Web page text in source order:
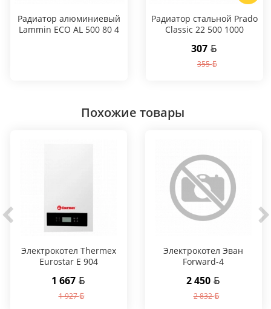
Радиатор алюминиевый
Lammin ECO AL 500 80 4
Радиатор стальной Prado
Classic 22 500 1000
307
355
Похожие товары
Электрокотел Thermex
Eurostar E 904
1 667
1 927
Электрокотел Эван
Forward-4
2 450
2 832